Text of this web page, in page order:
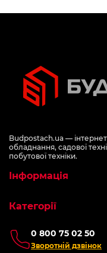
Budpostach.ua —
обладнання, садової
побутової техніки.
0 800 75 02 50
Зворотній дзвінок
Інформація
Категорії